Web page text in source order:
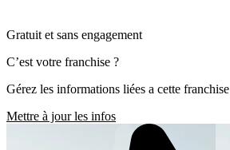
Gratuit et sans engagement
C’est votre franchise ?
Gérez les informations liées a cette franchise
Mettre à jour les infos